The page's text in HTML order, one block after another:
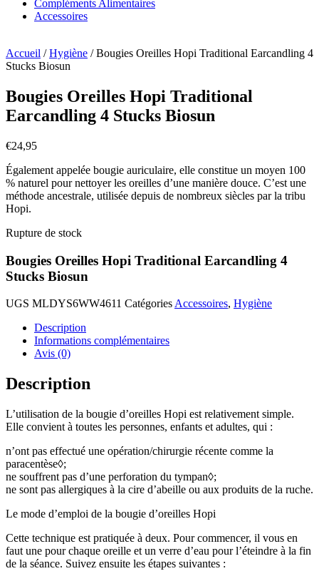
Compléments Alimentaires
Accessoires
Accueil /Hygiène / Bougies Oreilles Hopi Traditional Earcandling 4
Stucks Biosun
Bougies Oreilles Hopi Traditional
Earcandling 4 Stucks Biosun
€24,95
Également appelée bougie auriculaire, elle constitue un moyen 100
% naturel pour nettoyer les oreilles d’une manière douce. C’est une
méthode ancestrale, utilisée depuis de nombreux siècles par la tribu
Hopi.
Rupture de stock
Bougies Oreilles Hopi Traditional Earcandling 4
Stucks Biosun
UGS MLDYS6WW4611 Catégories Accessoires, Hygiène
Description
Informations complémentaires
Avis (0)
Description
L’utilisation de la bougie d’oreilles Hopi est relativement simple.
Elle convient à toutes les personnes, enfants et adultes, qui :
n’ont pas effectué une opération/chirurgie récente comme la
paracentèse◊;
ne souffrent pas d’une perforation du tympan◊;
ne sont pas allergiques à la cire d’abeille ou aux produits de la ruche.
Le mode d’emploi de la bougie d’oreilles Hopi
Cette technique est pratiquée à deux. Pour commencer, il vous en
faut une pour chaque oreille et un verre d’eau pour l’éteindre à la fin
de la séance. Suivez ensuite les étapes suivantes :